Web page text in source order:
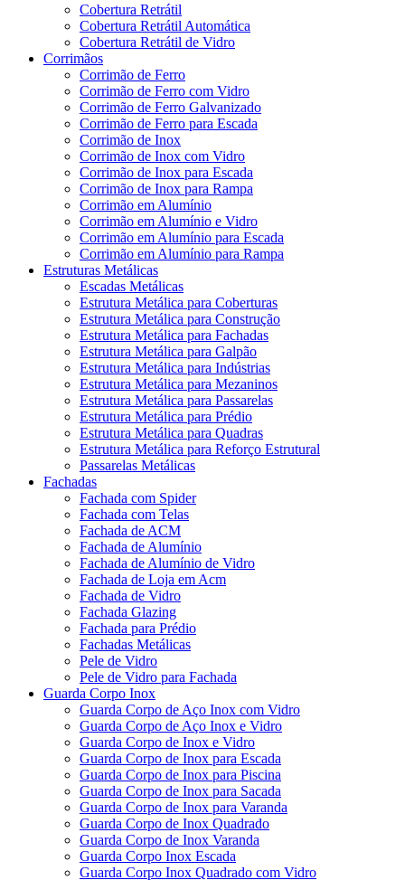
Cobertura Retrátil
Cobertura Retrátil Automática
Cobertura Retrátil de Vidro
Corrimãos
Corrimão de Ferro
Corrimão de Ferro com Vidro
Corrimão de Ferro Galvanizado
Corrimão de Ferro para Escada
Corrimão de Inox
Corrimão de Inox com Vidro
Corrimão de Inox para Escada
Corrimão de Inox para Rampa
Corrimão em Alumínio
Corrimão em Alumínio e Vidro
Corrimão em Alumínio para Escada
Corrimão em Alumínio para Rampa
Estruturas Metálicas
Escadas Metálicas
Estrutura Metálica para Coberturas
Estrutura Metálica para Construção
Estrutura Metálica para Fachadas
Estrutura Metálica para Galpão
Estrutura Metálica para Indústrias
Estrutura Metálica para Mezaninos
Estrutura Metálica para Passarelas
Estrutura Metálica para Prédio
Estrutura Metálica para Quadras
Estrutura Metálica para Reforço Estrutural
Passarelas Metálicas
Fachadas
Fachada com Spider
Fachada com Telas
Fachada de ACM
Fachada de Alumínio
Fachada de Alumínio de Vidro
Fachada de Loja em Acm
Fachada de Vidro
Fachada Glazing
Fachada para Prédio
Fachadas Metálicas
Pele de Vidro
Pele de Vidro para Fachada
Guarda Corpo Inox
Guarda Corpo de Aço Inox com Vidro
Guarda Corpo de Aço Inox e Vidro
Guarda Corpo de Inox e Vidro
Guarda Corpo de Inox para Escada
Guarda Corpo de Inox para Piscina
Guarda Corpo de Inox para Sacada
Guarda Corpo de Inox para Varanda
Guarda Corpo de Inox Quadrado
Guarda Corpo de Inox Varanda
Guarda Corpo Inox Escada
Guarda Corpo Inox Quadrado com Vidro